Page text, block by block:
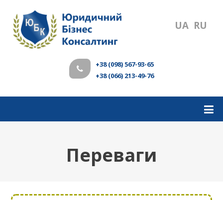
UA RU
+38 (098) 567-93-65
+38 (066) 213-49-76
Переваги